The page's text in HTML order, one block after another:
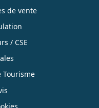
de vente
/ CSE
Tourisme